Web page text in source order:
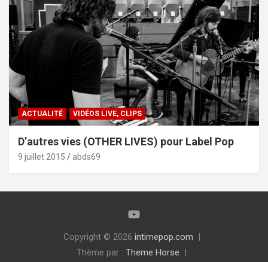
ACTUALITÉ VIDÉOS LIVE, CLIPS
D’autres vies (OTHER LIVES) pour Label Pop
9 juillet 2015 abds69
Copyright © 2026 intimepop.com
Thème par : Theme Horse